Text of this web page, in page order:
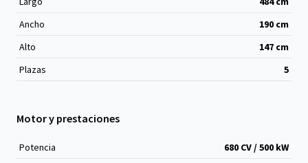
Ancho
190 cm
Alto
147 cm
Plazas
5
Motor y prestaciones
Potencia
680 CV / 500 kW